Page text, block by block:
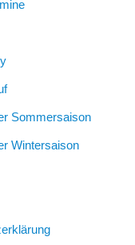
Sommersaison
Wintersaison